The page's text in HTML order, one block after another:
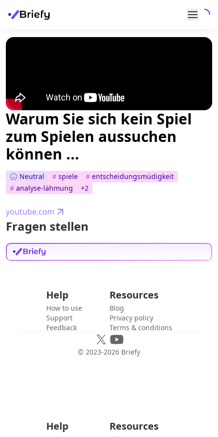
Warum Sie sich kein Spiel
zum Spielen aussuchen
können ...
Neutral # spiele # entscheidungsmüdigkeit
# analyse-lähmung +2
youtube.com
Fragen stellen
Help
How to use
Support
Feedback
Resources
Blog
Privacy policy
Terms & conditions
© 2023-2026 Briefy
Help Resources